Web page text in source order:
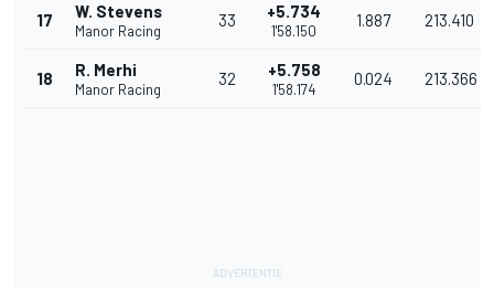
17 W. Stevens
Manor Racing
33 +5.734
1'58.150
1.887 213.410
18 R. Merhi
Manor Racing
32 +5.758
1'58.174
0.024 213.366